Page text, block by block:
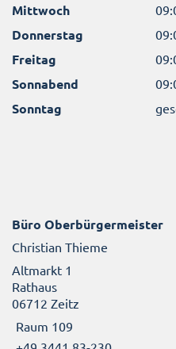
Mittwoch
Donnerstag
Freitag
Sonnabend
Sonntag
Büro Oberbürgermeister
Christian Thieme
Altmarkt 1
Rathaus
06712 Zeitz
Raum 109